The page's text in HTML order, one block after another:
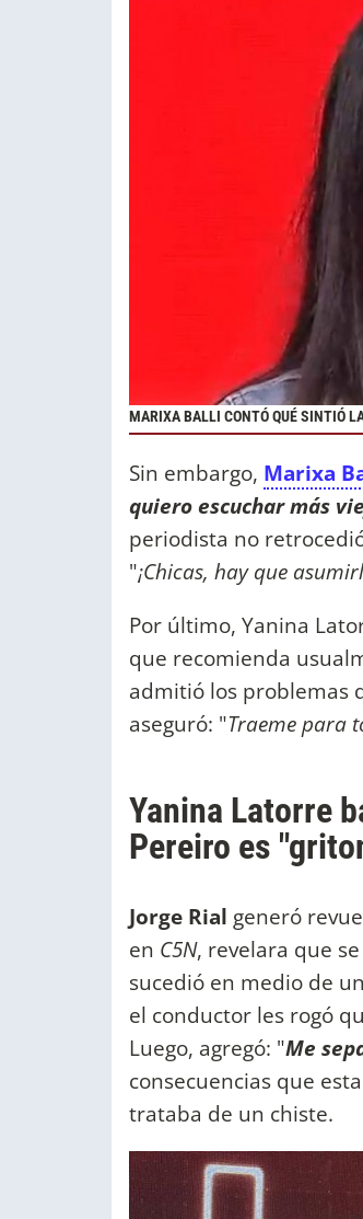
MARIXA BALLI CONTÓ QUÉ SINTIÓ
Sin embargo, Marixa
quiero escuchar más
periodista no
"¡Chicas, hay que
Por último, Yanina
que recomienda
admitió los problemas
aseguró: "Traeme para
Yanina Latorre
Pereiro es
Jorge Rial generó
en C5N, revelara que
sucedió en medio de
el conductor les rogó
Luego, agregó: "Me
consecuencias que
trataba de un chiste.